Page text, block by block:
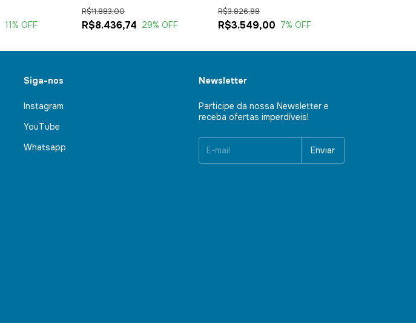
11% OFF R$8.436,74
R$11.883,00
29% OFF R$3.549,00
R$3.826,88
7% OFF
Siga-nos
Instagram
YouTube
Whatsapp
Newsletter
Participe da nossa Newsletter e
receba ofertas imperdíveis!